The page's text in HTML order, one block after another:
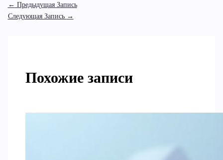
← Предыдущая Запись
Следующая Запись →
Похожие записи